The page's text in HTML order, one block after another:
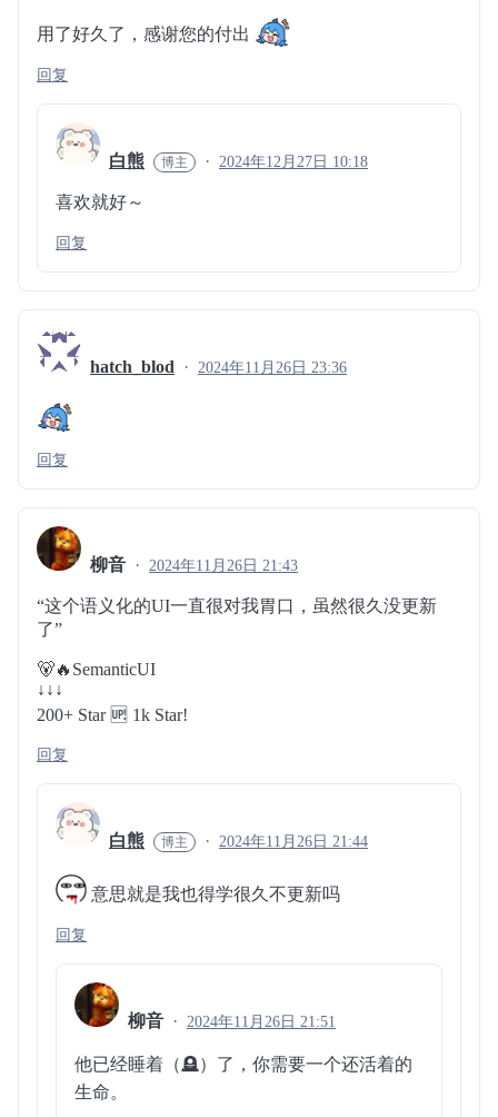
用了好久了，感谢您的付出
回复
白熊 2024年12月27日 10:18
喜欢就好～
回复
hatch_blod 2024年11月26日 23:36
回复
柳音 2024年11月26日 21:43
“这个语义化的UI一直很对我胃口，虽然很久没更新
了”
🐻🔥SemanticUI
↓↓↓
200+ Star 🆙 1k Star!
回复
白熊 2024年11月26日 21:44
意思就是我也得学很久不更新吗
回复
柳音 2024年11月26日 21:51
他已经睡着（🪦）了，你需要一个还活着的
生命。